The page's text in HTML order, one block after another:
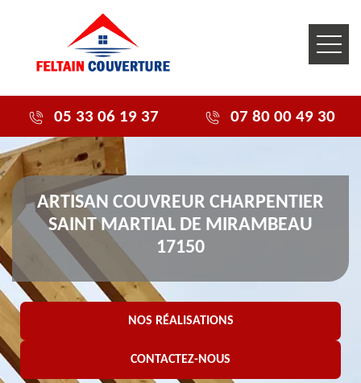
05 33 06 19 37 07 80 00 49 30
ARTISAN COUVREUR CHARPENTIER
SAINT MARTIAL DE MIRAMBEAU
17150
NOS RÉALISATIONS
CONTACTEZ-NOUS